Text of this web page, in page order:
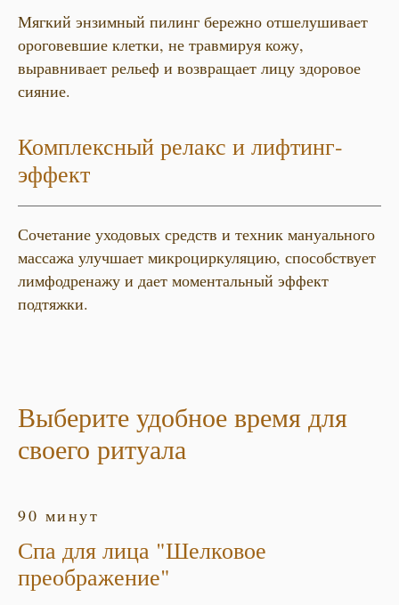
Мягкий энзимный пилинг бережно отшелушивает
ороговевшие клетки, не травмируя кожу,
выравнивает рельеф и возвращает лицу здоровое
сияние.
Комплексный релакс и лифтинг-
эффект
Сочетание уходовых средств и техник мануального
массажа улучшает микроциркуляцию, способствует
лимфодренажу и дает моментальный эффект
подтяжки.
Выберите удобное время для
своего ритуала
90 минут
Спа для лица "Шелковое
преображение"